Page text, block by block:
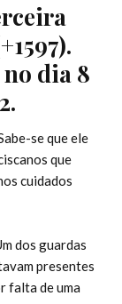
dia 8
se que ele
que
cuidados
dos guardas
presentes
falta de uma